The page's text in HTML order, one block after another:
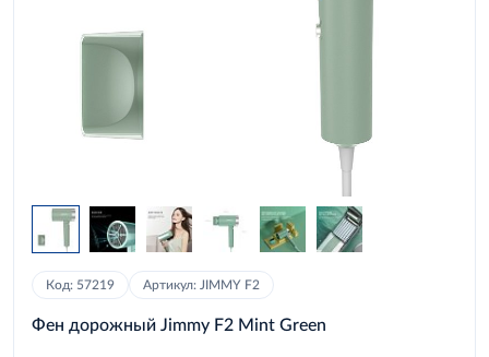
Код: 57219 Артикул: JIMMY F2
Фен дорожный Jimmy F2 Mint Green